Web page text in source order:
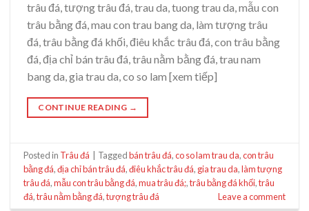
trâu đá, tượng trâu đá, trau da, tuong trau da, mẫu con
trâu bằng đá, mau con trau bang da, làm tượng trâu
đá, trâu bằng đá khối, điêu khắc trâu đá, con trâu bằng
đá, địa chỉ bán trâu đá, trâu nằm bằng đá, trau nam
bang da, gia trau da, co so lam [xem tiếp]
CONTINUE READING →
Posted in Trâu đá Taggedbán trâu đá,co so lam trau da,con trâu
bằng đá,địa chỉ bán trâu đá,điêu khắc trâu đá, gia trau da,làm tượng
trâu đá,mẫu con trâu bằng đá,mua trâu đá;,trâu bằng đá khối,trâu
đá,trâu nằm bằng đá,tượng trâu đá Leave a comment